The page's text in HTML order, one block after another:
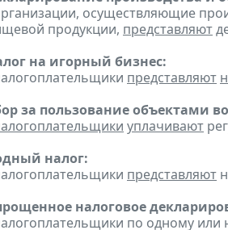
осуществляющие
продукции, представляют
на игорный бизнес:
представляют
за пользование объектами
уплачивают
налог:
представляют
налоговое
по одному или